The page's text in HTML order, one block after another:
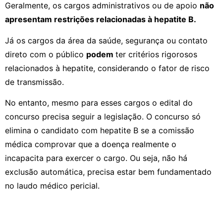
Geralmente, os cargos administrativos ou de apoio não
apresentam restrições relacionadas à hepatite B.
Já os cargos da área da saúde, segurança ou contato
direto com o público podem ter critérios rigorosos
relacionados à hepatite, considerando o fator de risco
de transmissão.
No entanto, mesmo para esses cargos o edital do
concurso precisa seguir a legislação. O concurso só
elimina o candidato com hepatite B se a comissão
médica comprovar que a doença realmente o
incapacita para exercer o cargo. Ou seja, não há
exclusão automática, precisa estar bem fundamentado
no laudo médico pericial.